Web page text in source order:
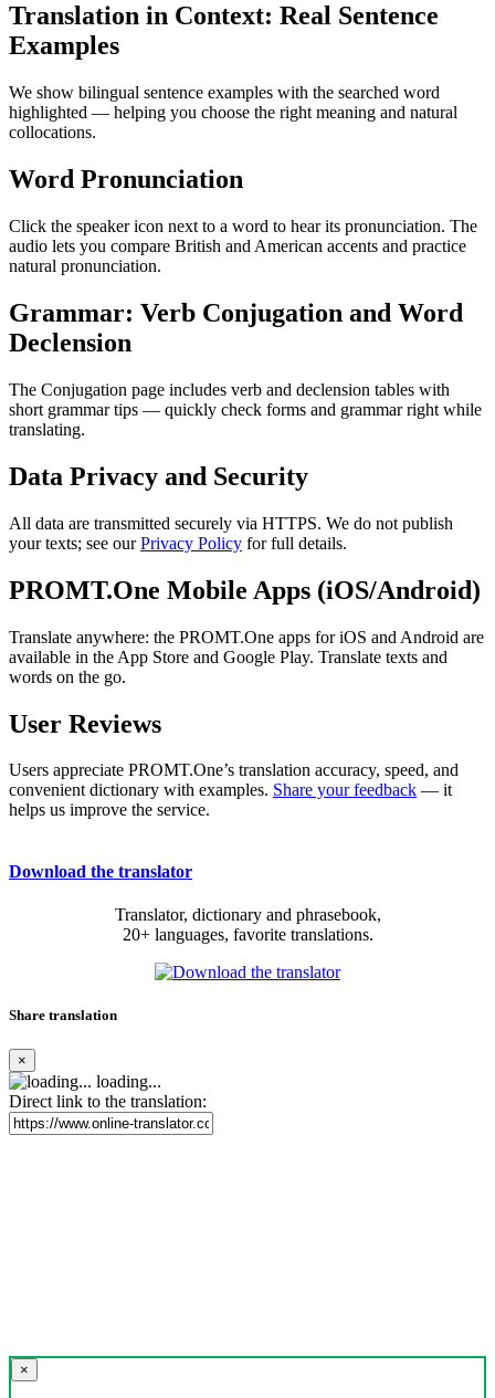
Translation in Context: Real Sentence
Examples
We show bilingual sentence examples with the searched word
highlighted — helping you choose the right meaning and natural
collocations.
Word Pronunciation
Click the speaker icon next to a word to hear its pronunciation. The
audio lets you compare British and American accents and practice
natural pronunciation.
Grammar: Verb Conjugation and Word
Declension
The Conjugation page includes verb and declension tables with
short grammar tips — quickly check forms and grammar right while
translating.
Data Privacy and Security
All data are transmitted securely via HTTPS. We do not publish
your texts; see ourPrivacy Policy for full details.
PROMT.One Mobile Apps (iOS/Android)
Translate anywhere: the PROMT.One apps for iOS and Android are
available in the App Store and Google Play. Translate texts and
words on the go.
User Reviews
Users appreciate PROMT.One’s translation accuracy, speed, and
convenient dictionary with examples. Share your feedback — it
helps us improve the service.
Download the translator
Translator, dictionary and phrasebook,
20+ languages, favorite translations.
Share translation
×
loading...
Direct link to the translation:
×